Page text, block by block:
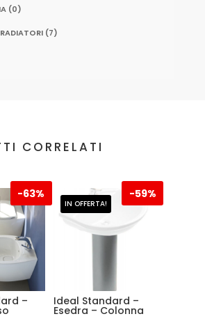
(0)
(7)
CORRELATI
-63%
–
IN OFFERTA!
-59%
Ideal Standard –
Esedra – Colonna